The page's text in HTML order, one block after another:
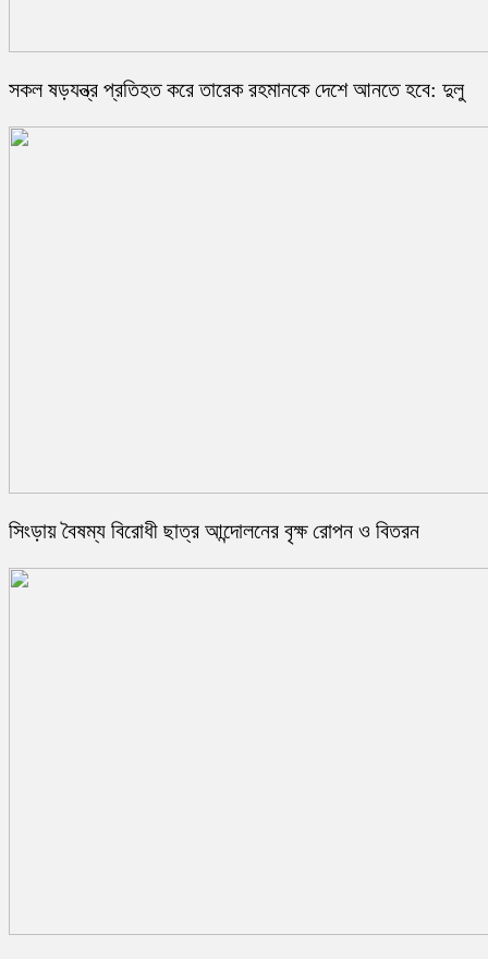
সকল ষড়যন্ত্র প্রতিহত করে তারেক রহমানকে দেশে আনতে হবে: দুলু
সিংড়ায় বৈষম্য বিরোধী ছাত্র আন্দোলনের বৃক্ষ রোপন ও বিতরন